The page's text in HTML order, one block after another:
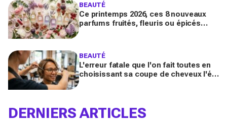
BEAUTÉ
Ce printemps 2026, ces 8 nouveaux
parfums fruités, fleuris ou épicés
BEAUTÉ
L'erreur fatale que l'on fait toutes en
choisissant sa coupe de cheveux l'été
DERNIERS ARTICLES